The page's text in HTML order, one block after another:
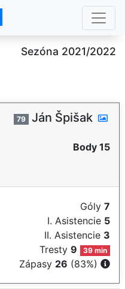
Sezóna 2021/2022
79 Ján Špišak
Body 15
Góly 7
I. Asistencie 5
II. Asistencie 3
Tresty9 39 min
Zápasy 26 (83%)